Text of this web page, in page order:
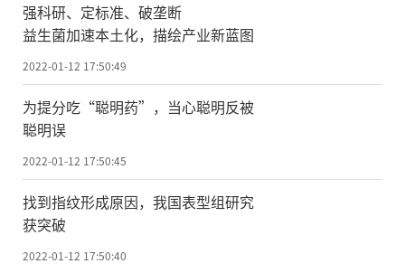
强科研、定标准、破垄断
益生菌加速本土化，描绘产业新蓝图
2022-01-12 17:50:49
为提分吃“聪明药”，当心聪明反被
聪明误
2022-01-12 17:50:45
找到指纹形成原因，我国表型组研究
获突破
2022-01-12 17:50:40